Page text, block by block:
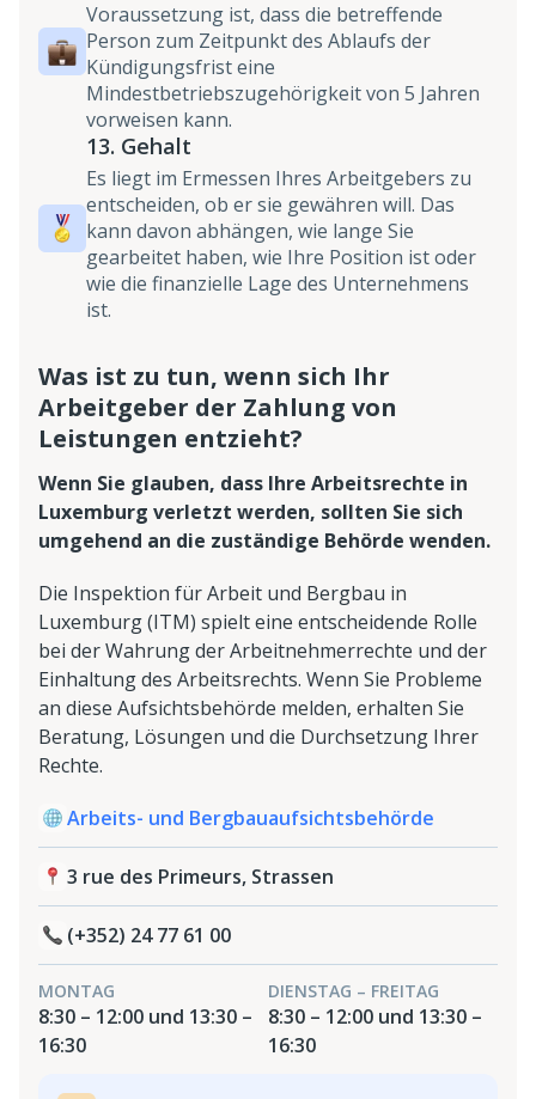
Voraussetzung ist, dass die betreffende
Person zum Zeitpunkt des Ablaufs der
Kündigungsfrist eine
Mindestbetriebszugehörigkeit von 5 Jahren
vorweisen kann.
13. Gehalt
Es liegt im Ermessen Ihres Arbeitgebers zu
entscheiden, ob er sie gewähren will. Das
kann davon abhängen, wie lange Sie
gearbeitet haben, wie Ihre Position ist oder
wie die finanzielle Lage des Unternehmens
ist.
Was ist zu tun, wenn sich Ihr
Arbeitgeber der Zahlung von
Leistungen entzieht?
Wenn Sie glauben, dass Ihre Arbeitsrechte in
Luxemburg verletzt werden, sollten Sie sich
umgehend an die zuständige Behörde wenden.
Die Inspektion für Arbeit und Bergbau in
Luxemburg (ITM) spielt eine entscheidende Rolle
bei der Wahrung der Arbeitnehmerrechte und der
Einhaltung des Arbeitsrechts. Wenn Sie Probleme
an diese Aufsichtsbehörde melden, erhalten Sie
Beratung, Lösungen und die Durchsetzung Ihrer
Rechte.
Arbeits- und Bergbauaufsichtsbehörde
3 rue des Primeurs, Strassen
(+352) 24 77 61 00
MONTAG
8:30 – 12:00 und 13:30 –
16:30
DIENSTAG – FREITAG
8:30 – 12:00 und 13:30 –
16:30